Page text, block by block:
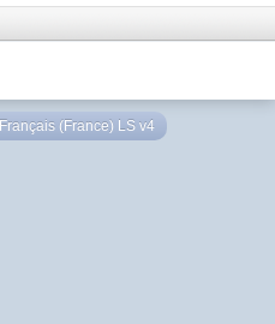
Français (France) LS v4